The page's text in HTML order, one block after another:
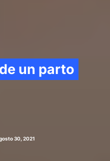
un parto
30, 2021